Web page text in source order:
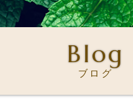
Blog
ブログ